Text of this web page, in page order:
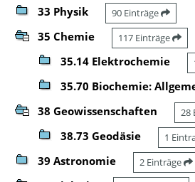
33 Physik 90 Einträge
35 Chemie 117 Einträge
35.14 Elektrochemie
35.70 Biochemie:
38 Geowissenschaften 28
38.73 Geodäsie 1
39 Astronomie 2 Einträge